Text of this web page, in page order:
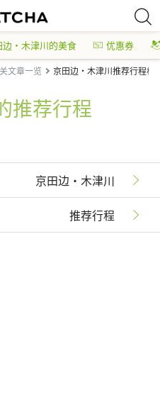
边・木津川的美食 优惠券
文章一览 京田边・木津川推荐行程相
推荐行程
京田边・木津川
推荐行程